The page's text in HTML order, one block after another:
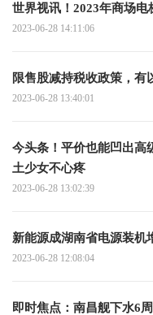
世界视讯！2023年商场电
2023-06-28 14:11:06
限售股减持税收政策，有
2023-06-28 13:40:01
今头条！平价也能凹出高
土少女不心疼
2023-06-28 13:02:39
新能源成湖南省电源装机
2023-06-28 12:08:04
即时焦点：南昌舰下水6